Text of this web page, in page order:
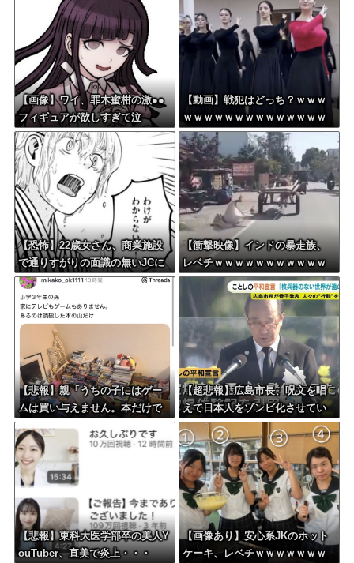
【画像】ワイ、罪木蜜柑の激●●
フィギュアが欲しすぎて泣
く・・・・・・
【動画】戦犯はどっち？ｗｗｗ
ｗｗｗｗｗｗｗｗｗｗｗｗｗｗ
ｗｗｗ
【恐怖】22歳女さん、商業施設
で通りすがりの面識の無いJCに
ラリアットして逮捕されてしま
う・・・
【衝撃映像】インドの暴走族、
レベチｗｗｗｗｗｗｗｗｗｗｗ
ｗｗｗｗｗ
【悲報】親「うちの子にはゲー
ムは買い与えません。本だけで
十分」→結果ｗｗｗ
【超悲報】広島市長、呪文を唱
えて日本人をゾンビ化させてい
ると非難されてしまう
【悲報】東科大医学部卒の美人Y
ouTuber、直美で炎上・・・
【画像あり】安心系JKのホット
ケーキ、レベチｗｗｗｗｗｗｗ